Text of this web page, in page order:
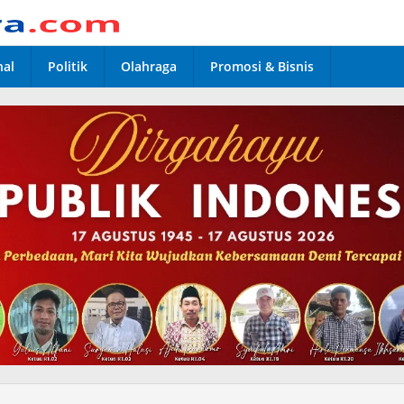
Politik Olahraga Promosi & Bisnis